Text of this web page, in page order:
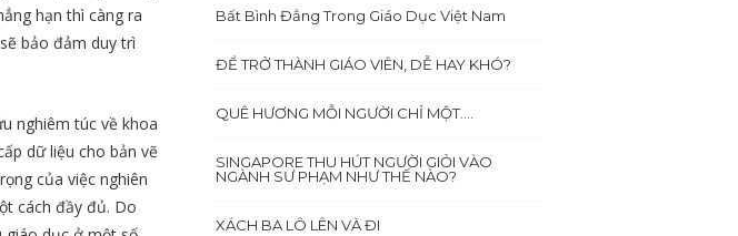
hạn thì càng ra
bảo đảm duy trì
nghiêm túc về khoa
dữ liệu cho bản vẽ
của việc nghiên
cách đầy đủ. Do
Bất Bình Đẳng Trong Giáo Dục Việt Nam
ĐỂ TRỞ THÀNH GIÁO VIÊN, DỄ HAY KHÓ?
QUÊ HƯƠNG MỖI NGƯỜI CHỈ MỘT….
SINGAPORE THU HÚT NGƯỜI GIỎI VÀO
NGÀNH SƯ PHẠM NHƯ THẾ NÀO?
XÁCH BA LÔ LÊN VÀ ĐI